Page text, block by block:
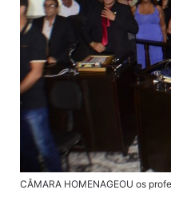
CÂMARA HOMENAGEOU os